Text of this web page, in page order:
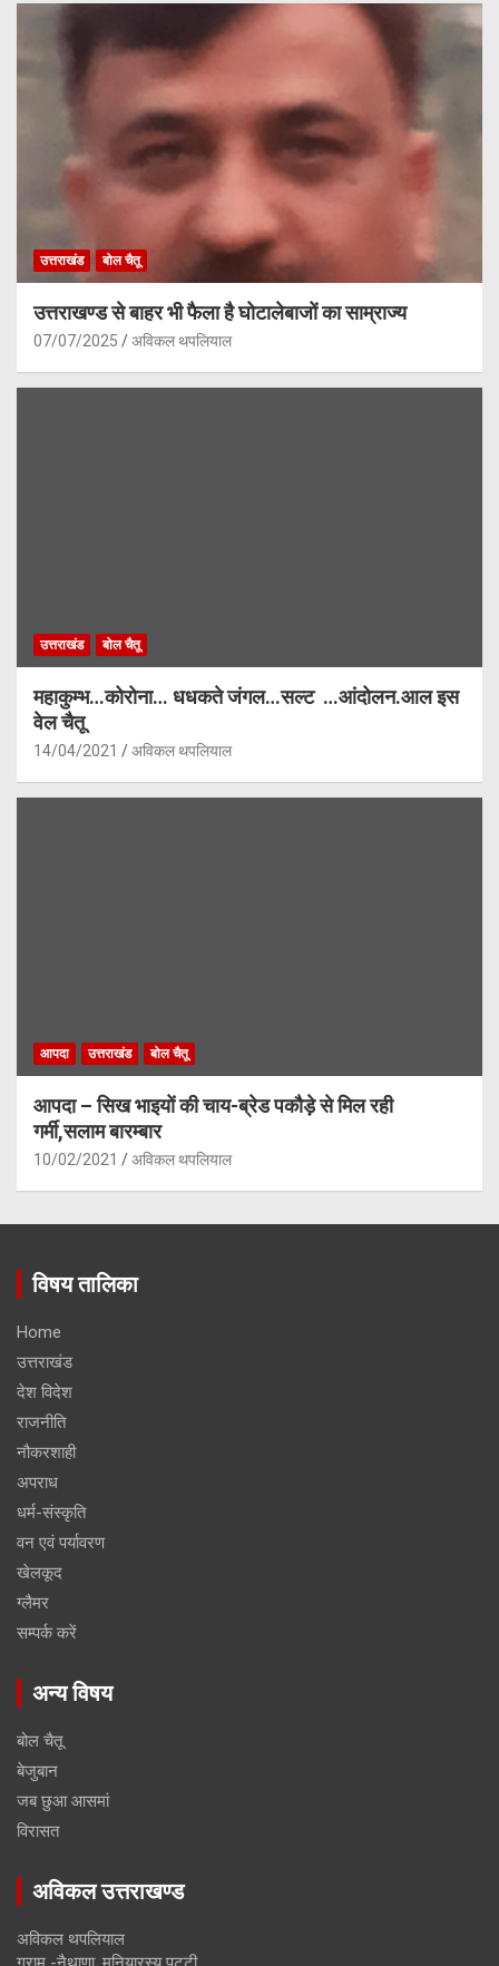
उत्तराखंड बोल चैतू
उत्तराखण्ड से बाहर भी फैला है घोटालेबाजों का साम्राज्य
07/07/2025 अविकल थपलियाल
उत्तराखंड बोल चैतू
महाकुम्भ…कोरोना… धधकते जंगल…सल्ट …आंदोलन.आल इस
वेल चैतू
14/04/2021 अविकल थपलियाल
आपदा उत्तराखंड बोल चैतू
आपदा – सिख भाइयों की चाय-ब्रेड पकौड़े से मिल रही
गर्मी,सलाम बारम्बार
10/02/2021 अविकल थपलियाल
विषय तालिका
Home
उत्तराखंड
देश विदेश
राजनीति
नौकरशाही
अपराध
धर्म-संस्कृति
वन एवं पर्यावरण
खेलकूद
ग्लैमर
सम्पर्क करें
अन्य विषय
बोल चैतू
बेजुबान
जब छुआ आसमां
विरासत
अविकल उत्तराखण्ड
अविकल थपलियाल